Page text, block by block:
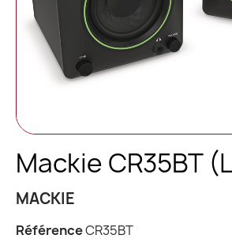
Mackie CR35BT
MACKIE
RéférenceCR35BT